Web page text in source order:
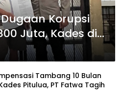
Korupsi
Juta, Kades di
ke Sel
Tambang 10 Bulan
Pitulua, PT Fatwa Tagih